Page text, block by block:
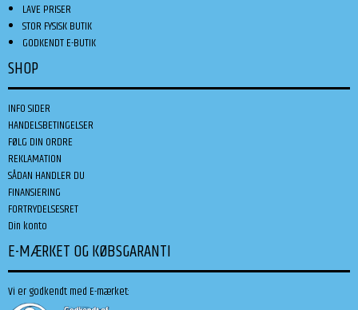
LAVE PRISER
STOR FYSISK BUTIK
GODKENDT E-BUTIK
SHOP
INFO SIDER
HANDELSBETINGELSER
FØLG DIN ORDRE
REKLAMATION
SÅDAN HANDLER DU
FINANSIERING
FORTRYDELSESRET
Din konto
E-MÆRKET OG KØBSGARANTI
Vi er godkendt med E-mærket: